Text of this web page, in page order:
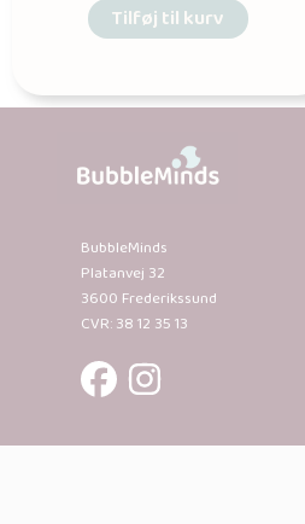
Tilføj til kurv
BubbleMinds
Platanvej 32
3600 Frederikssund
CVR: 38 12 35 13